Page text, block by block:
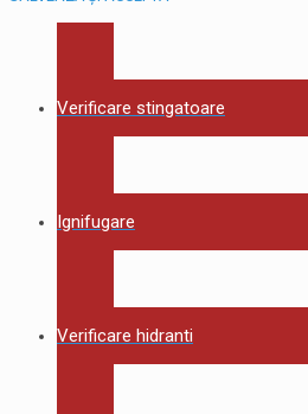
Verificare stingatoare
Ignifugare
Verificare hidranti